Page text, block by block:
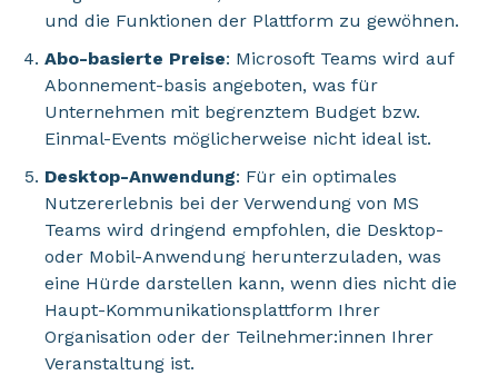
und die Funktionen der Plattform zu gewöhnen.
Abo-basierte Preise: Microsoft Teams wird auf
Abonnement-basis angeboten, was für
Unternehmen mit begrenztem Budget bzw.
Einmal-Events möglicherweise nicht ideal ist.
Desktop-Anwendung: Für ein optimales
Nutzererlebnis bei der Verwendung von MS
Teams wird dringend empfohlen, die Desktop-
oder Mobil-Anwendung herunterzuladen, was
eine Hürde darstellen kann, wenn dies nicht die
Haupt-Kommunikationsplattform Ihrer
Organisation oder der Teilnehmer:innen Ihrer
Veranstaltung ist.